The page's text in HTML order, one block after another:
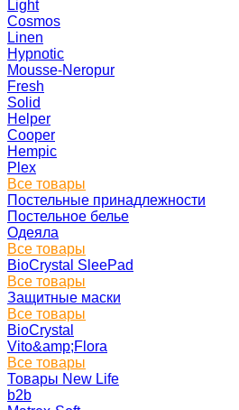
Light
Cosmos
Linen
Hypnotic
Mousse-Neropur
Fresh
Solid
Helper
Cooper
Hempic
Plex
Все товары
Постельные принадлежности
Постельное белье
Одеяла
Все товары
BioCrystal SleePad
Все товары
Защитные маски
Все товары
BioCrystal
Vito&amp;Flora
Все товары
Товары New Life
b2b